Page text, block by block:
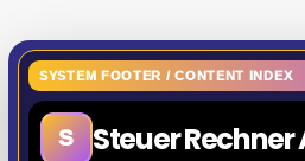
SYSTEM FOOTER / CONTENT INDEX
S Steuer Rechner